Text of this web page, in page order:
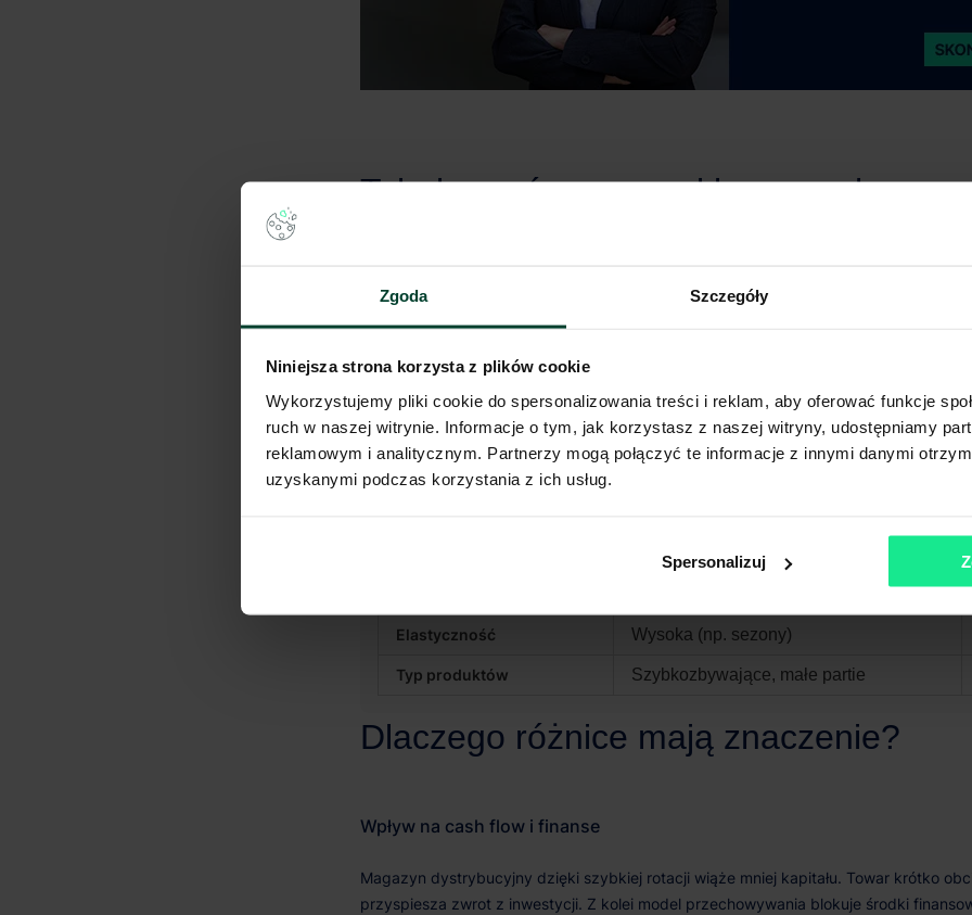
Zgoda Szczegóły
Niniejsza strona korzysta z plików cookie
Wykorzystujemy pliki cookie do spersonalizowania treści i reklam, aby oferować funkcje
ruch w naszej witrynie. Informacje o tym, jak korzystasz z naszej witryny, udostępniamy
reklamowym i analitycznym. Partnerzy mogą połączyć te informacje z innymi danymi
uzyskanymi podczas korzystania z ich usług.
Spersonalizuj
Rotacja zapasów Wysoka (FIFO, LIFO, FEFO)
Lokalizacja Blisko odbiorców, węzły transportowe
Efektywność powierzchni
Wyższe na jednostkę, niższe całkowicie
Elastyczność Wysoka (np. sezony)
Typ produktów Szybkozbywające, małe partie